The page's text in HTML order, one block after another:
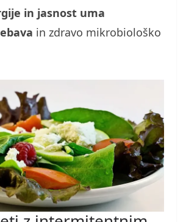
in jasnost uma
in zdravo mikrobiološko